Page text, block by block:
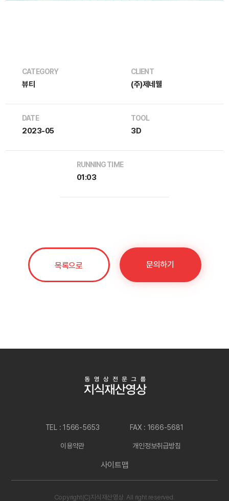
CATEGORY
뷰티
CLIENT
(주)제네웰
DATE
2023-05
TOOL
3D
RUNNING TIME
01:03
목록으로 문의하기
TEL : 1566-5653 FAX : 1666-5681
이용약관 개인정보취급방침
사이트맵
Copyright(C)지식재산영상. All right reserved.